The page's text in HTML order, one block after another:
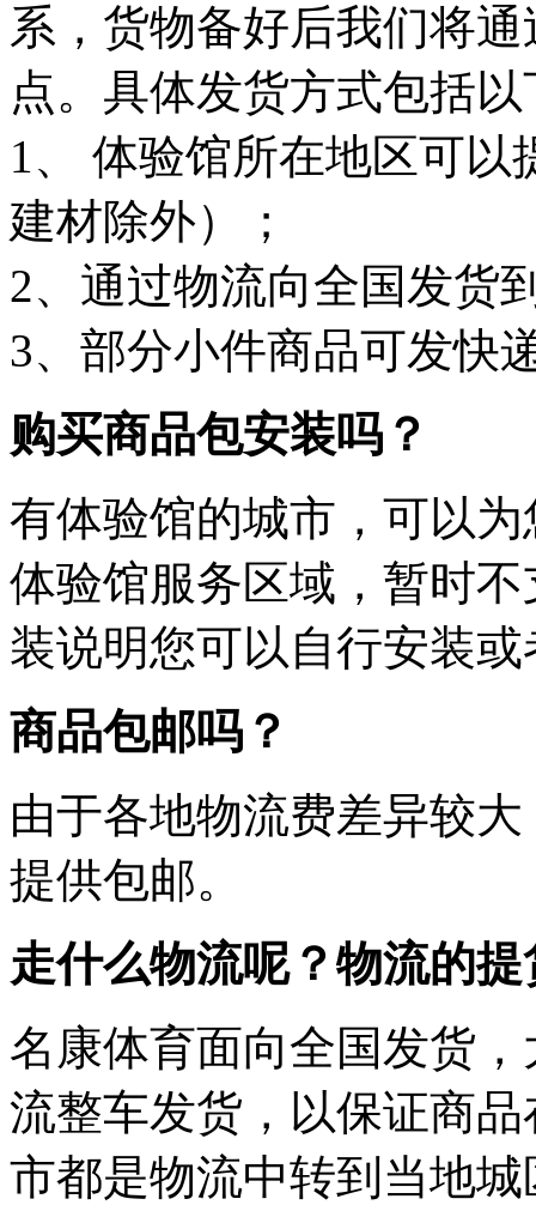
系，货物备好后我们将
点。具体发货方式包括
1、 体验馆所在地区可
建材除外）；
2、通过物流向全国发货
3、部分小件商品可发快
购买商品包安装吗？
有体验馆的城市，可以
体验馆服务区域，暂时
装说明您可以自行安装
商品包邮吗？
由于各地物流费差异较
提供包邮。
走什么物流呢？物流的
名康体育面向全国发货
流整车发货，以保证商
市都是物流中转到当地